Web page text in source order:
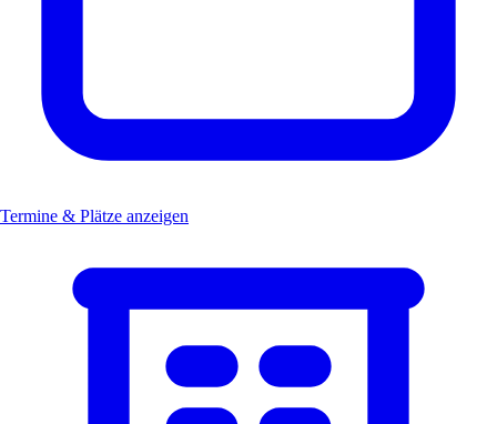
Termine & Plätze anzeigen